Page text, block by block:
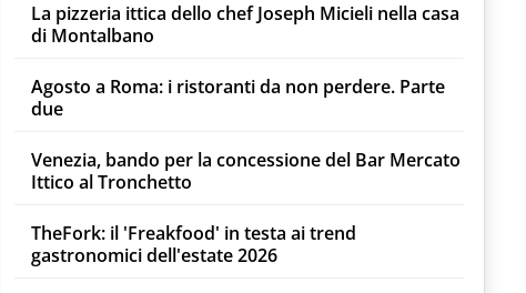
La pizzeria ittica dello chef Joseph Micieli nella casa
di Montalbano
Agosto a Roma: i ristoranti da non perdere. Parte
due
Venezia, bando per la concessione del Bar Mercato
Ittico al Tronchetto
TheFork: il 'Freakfood' in testa ai trend
gastronomici dell'estate 2026